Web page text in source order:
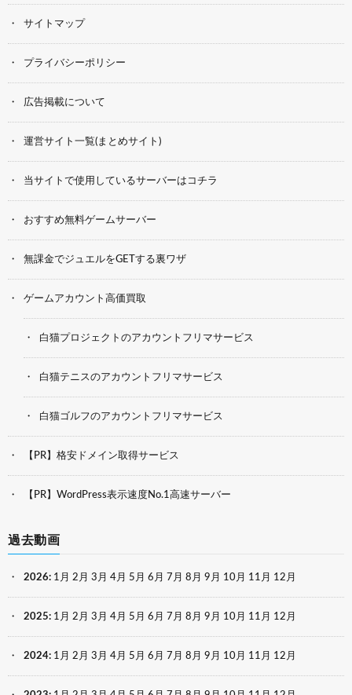
サイトマップ
プライバシーポリシー
広告掲載について
運営サイト一覧(まとめサイト)
当サイトで使用しているサーバーはコチラ
おすすめ無料ゲームサーバー
無課金でジュエルをGETする裏ワザ
ゲームアカウント高価買取
白猫プロジェクトのアカウントフリマサービス
白猫テニスのアカウントフリマサービス
白猫ゴルフのアカウントフリマサービス
【PR】格安ドメイン取得サービス
【PR】WordPress表示速度No.1高速サーバー
過去動画
2026: 1月 2月 3月 4月 5月 6月 7月 8月 9月 10月 11月 12月
2025: 1月 2月 3月 4月 5月 6月 7月 8月 9月 10月 11月 12月
2024: 1月 2月 3月 4月 5月 6月 7月 8月 9月 10月 11月 12月